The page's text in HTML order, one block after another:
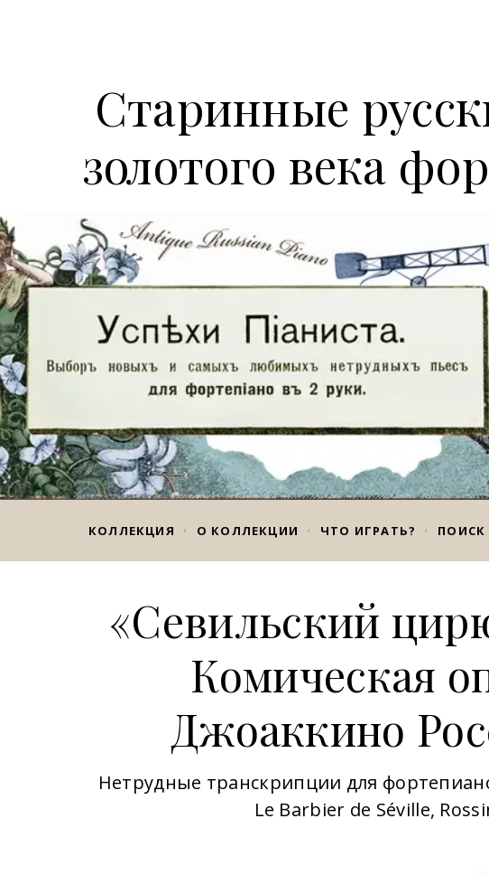
Старинные
золотого века
КОЛЛЕКЦИЯ О КОЛЛЕКЦИИ ЧТО ИГРАТЬ? ПОИСК
«Севильский
Комическая
Джоаккино
Нетрудные транскрипции для
Le Barbier de Séville,